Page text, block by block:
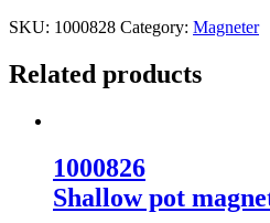
SKU: 1000828 Category: Magneter
Related products
1000826
Shallow pot